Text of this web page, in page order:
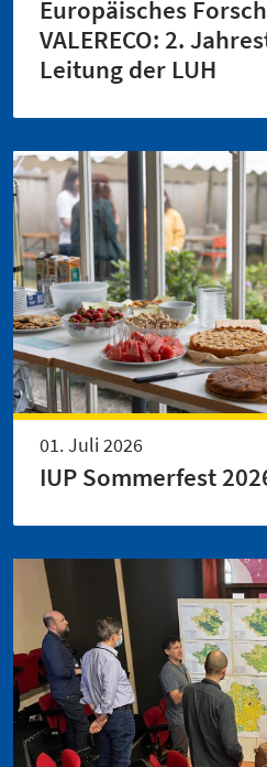
Europäisches
VALERECO: 2.
Leitung der LUH
01. Juli 2026
IUP Sommerfest